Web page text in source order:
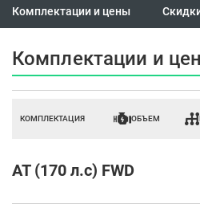
Комплектации и цены
Комплектации и
КОМПЛЕКТАЦИЯ ОБЪЕМ
AT (170 л.с) FWD